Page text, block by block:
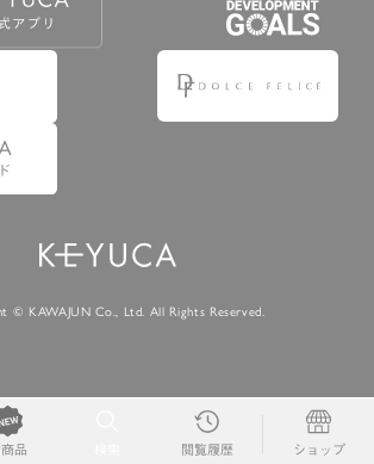
品 閲覧履歴 ショップ
© KAWAJUN Co., Ltd. All Rights Reserved.